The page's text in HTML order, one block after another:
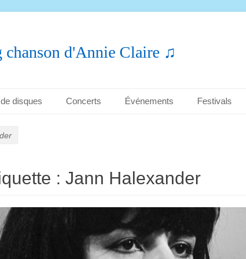
chanson d'Annie Claire ♫
disques Concerts Événements Festivals
: Jann Halexander